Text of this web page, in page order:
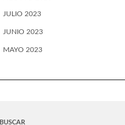
JULIO 2023
JUNIO 2023
MAYO 2023
BUSCAR